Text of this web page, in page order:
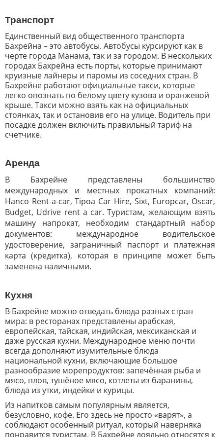
Транспорт
Единственный вид общественного транспорта
Бахрейна – это автобусы. Автобусы курсируют как в
черте города Манама, так и за городом. В нескольких
городах Бахрейна есть порты, которые принимают
круизные лайнеры и паромы из соседних стран. В
Бахрейне работают официальные такси, которые
легко опознать по белому цвету кузова и оранжевой
крыше. Такси можно взять как на официальных
стоянках, так и остановив его на улице. Водитель при
посадке должен включить правильный тариф на
счетчике.
Аренда
В Бахрейне представлены большинство
международных и местных прокатных компаний:
Hanco Rent-a-car, Tipoa Car Hire, Sixt, Europcar, Oscar,
Budget, Udrive rent a car. Туристам, желающим взять
машину напрокат, необходим стандартный набор
документов: международное водительское
удостоверение, заграничный паспорт и платежная
карта (кредитка), которая в принципе может быть
заменена наличными.
Кухня
В Бахрейне можно отведать блюда разных стран
мира: в ресторанах представлены арабская,
европейская, тайская, индийская, мексиканская и
даже русская кухни. Международное меню почти
всегда дополняют изумительные блюда
национальной кухни, включающие большое
разнообразие морепродуктов: запечённая рыба и
мясо, плов, тушёное мясо, котлеты из баранины,
блюда из утки, индейки и курицы.
Из напитков самым популярным является,
безусловно, кофе. Его здесь не просто «варят», а
соблюдают особенный ритуал, который наверняка
понравится туристам. В Бахрейне лояльно относятся к